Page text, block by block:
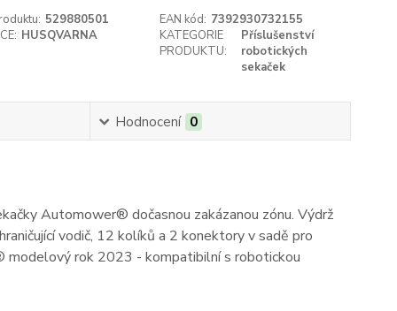
529880501 EAN kód: 7392930732155
HUSQVARNA
KATEGORIE
PRODUKTU:
Příslušenství
robotických
sekaček
Hodnocení 0
Automower® dočasnou zakázanou zónu. Výdrž
vodič, 12 kolíků a 2 konektory v sadě pro
modelový rok 2023 - kompatibilní s robotickou